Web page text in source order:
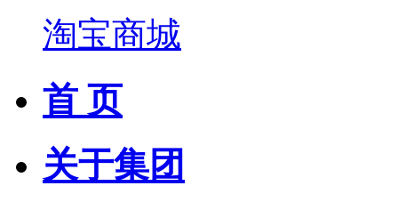
淘宝商城
首 页
关于集团